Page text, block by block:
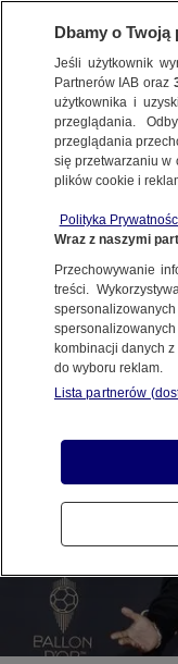
Dbamy o Twoją
Jeśli użytkownik
Partnerów IAB oraz
użytkownika i
przeglądania.
przeglądania
się przetwarzaniu w
plików cookie i
Polityka
Wraz z naszymi
Przechowywanie
treści.
kombinacji danych
do wyboru reklam.
Lista partnerów